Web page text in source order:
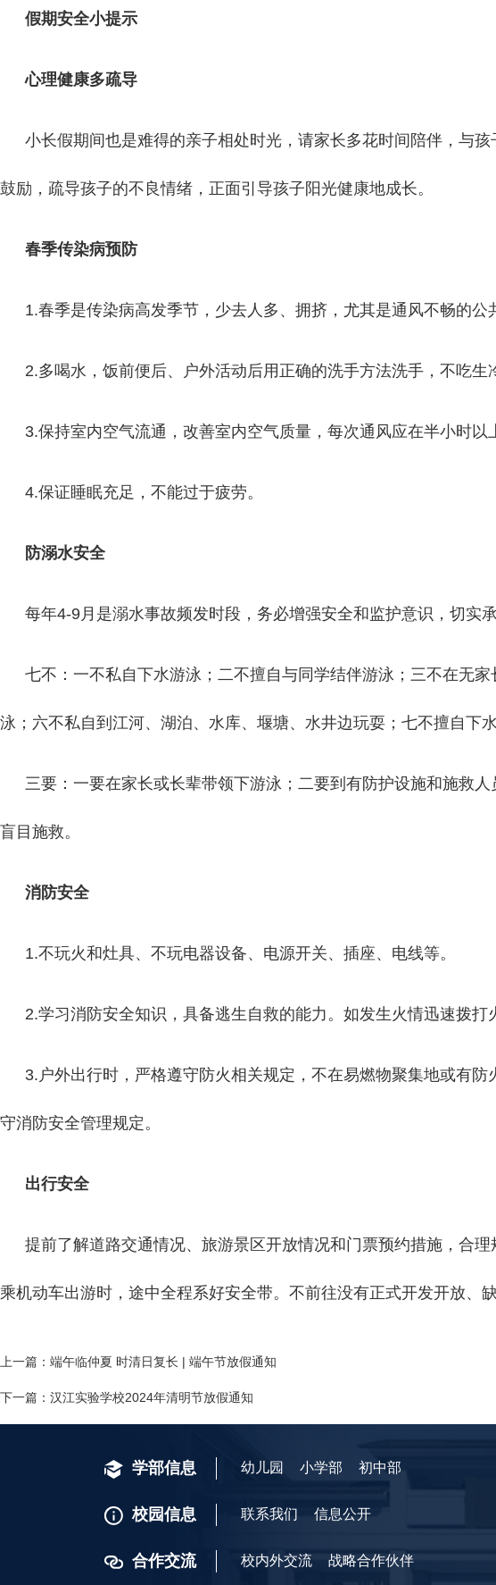
假期安全小提示
心理健康多疏导
小长假期间也是难得的亲子相处时光，请家长多花时间陪伴，与
鼓励，疏导孩子的不良情绪，正面引导孩子阳光健康地成长。
春季传染病预防
1.春季是传染病高发季节，少去人多、拥挤，尤其是通风不畅的公
2.多喝水，饭前便后、户外活动后用正确的洗手方法洗手，不吃生
3.保持室内空气流通，改善室内空气质量，每次通风应在半小时以
4.保证睡眠充足，不能过于疲劳。
防溺水安全
每年4-9月是溺水事故频发时段，务必增强安全和监护意识，切实
七不：一不私自下水游泳；二不擅自与同学结伴游泳；三不在无
泳；六不私自到江河、湖泊、水库、堰塘、水井边玩耍；七不擅自下水
三要：一要在家长或长辈带领下游泳；二要到有防护设施和施救
盲目施救。
消防安全
1.不玩火和灶具、不玩电器设备、电源开关、插座、电线等。
2.学习消防安全知识，具备逃生自救的能力。如发生火情迅速拨打
3.户外出行时，严格遵守防火相关规定，不在易燃物聚集地或有
守消防安全管理规定。
出行安全
提前了解道路交通情况、旅游景区开放情况和门票预约措施，合
乘机动车出游时，途中全程系好安全带。不前往没有正式开发开放、
上一篇： ​端午临仲夏 时清日复长 | 端午节放假通知
下一篇： ​汉江实验学校2024年清明节放假通知
学部信息 幼儿园 小学部 初中部
校园信息 联系我们 信息公开
合作交流 校内外交流 战略合作伙伴